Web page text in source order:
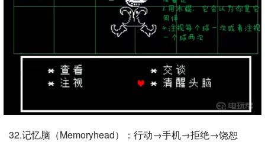
32.记忆脑（Memoryhead）：行动→手机→拒绝→饶恕